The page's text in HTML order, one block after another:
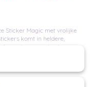
Sticker Magic met vrolijke
komt in heldere,
aan jouw geschenken